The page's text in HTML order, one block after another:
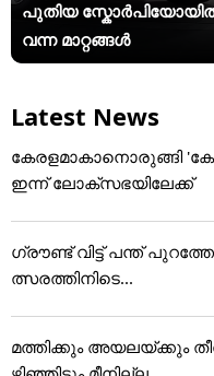
പുതിയ
വന്ന മാറ്റങ്ങൾ
Latest News
കേരളമാകാനൊരുങ്ങി
ഇന്ന് ലോക്‌സഭയിലേക്ക്
ഗ്രൗണ്ട് വിട്ട് പന്ത്
ത്സരത്തിനിടെ...
മത്തിക്കും അയലയ്ക്കും